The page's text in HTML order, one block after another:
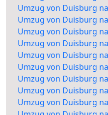
Umzug von Duisburg
Umzug von Duisburg
Umzug von Duisburg
Umzug von Duisburg
Umzug von Duisburg
Umzug von Duisburg
Umzug von Duisburg
Umzug von Duisburg
Umzug von Duisburg